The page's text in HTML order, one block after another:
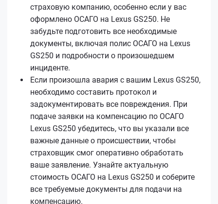
страховую компанию, особенно если у вас
оформлено ОСАГО на Lexus GS250. Не
забудьте подготовить все необходимые
документы, включая полис ОСАГО на Lexus
GS250 и подробности о произошедшем
инциденте.
Если произошла авария с вашим Lexus GS250,
необходимо составить протокол и
задокументировать все повреждения. При
подаче заявки на компенсацию по ОСАГО
Lexus GS250 убедитесь, что вы указали все
важные данные о происшествии, чтобы
страховщик смог оперативно обработать
ваше заявление. Узнайте актуальную
стоимость ОСАГО на Lexus GS250 и соберите
все требуемые документы для подачи на
компенсацию.